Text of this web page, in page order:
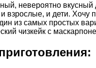
невероятно вкусный
и взрослые, и дети. Хочу
из самых простых
чизкейк с